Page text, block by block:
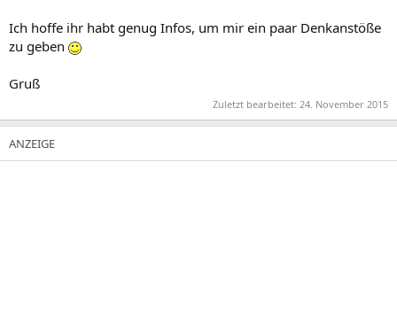
Ich hoffe ihr habt genug Infos, um mir ein paar Denkanstöße
zu geben
Gruß
Zuletzt bearbeitet: 24. November 2015